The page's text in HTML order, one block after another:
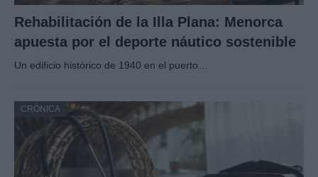
Rehabilitación de la Illa Plana: Menorca
apuesta por el deporte náutico sostenible
Un edificio histórico de 1940 en el puerto…
CRÓNICA